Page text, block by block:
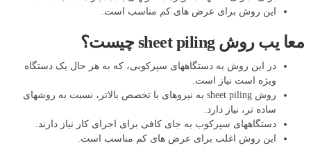
این روش برای عرض های کم مناسب است.
معا یب روش sheet piling چیست؟
در این روش به دستگاههای سپرکوبی، که به هر حال یک دستگاه
ویژه است نیاز است.
روش sheet piling به نیروهای با تخصص بالاتر، نسبت به روشهای
ساده تر، نیاز دارد.
دستگاههای سپرکوب به جای کافی برای اجرای کار نیاز دارند.
این روش اغلب برای عرض های کم مناسب است.